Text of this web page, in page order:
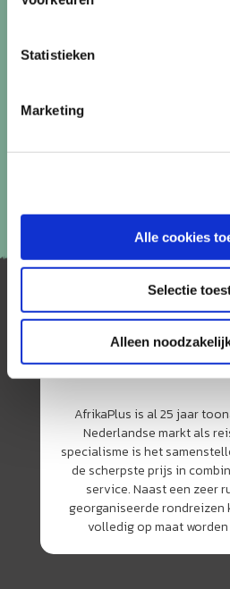
Statistieken
Marketing
Alle cookies
Selectie
Alleen
Aanmelden
Lees in onsprivacybeleid
hoe wij
AfrikaPlus is al 25 jaar
Nederlandse markt als
specialisme is het
de scherpste prijs in
service. Naast een zeer
georganiseerde rondreizen
volledig op maat